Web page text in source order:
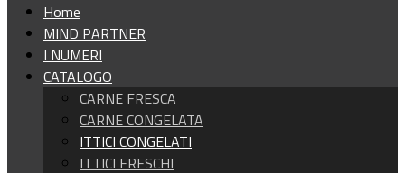
Home
MIND PARTNER
I NUMERI
CATALOGO
CARNE FRESCA
CARNE CONGELATA
ITTICI CONGELATI
ITTICI FRESCHI